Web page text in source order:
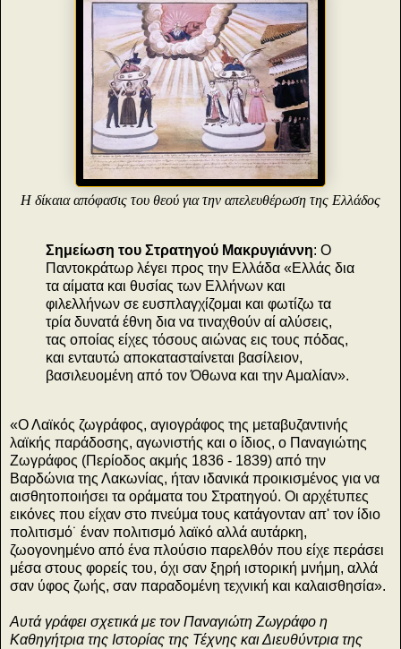
Η δίκαια απόφασις του θεού για την απελευθέρωση της Ελλάδος
Σημείωση του Στρατηγού Μακρυγιάννη: Ο
Παντοκράτωρ λέγει προς την Ελλάδα «Ελλάς δια
τα αίματα και θυσίας των Ελλήνων και
φιλελλήνων σε ευσπλαγχίζομαι και φωτίζω τα
τρία δυνατά έθνη δια να τιναχθούν αί αλύσεις,
τας οποίας είχες τόσους αιώνας εις τους πόδας,
και ενταυτώ αποκατασταίνεται βασίλειον,
βασιλευομένη από τον Όθωνα και την Αμαλίαν».
«Ο Λαϊκός ζωγράφος, αγιογράφος της μεταβυζαντινής
λαϊκής παράδοσης, αγωνιστής και ο ίδιος, ο Παναγιώτης
Ζωγράφος (Περίοδος ακμής 1836 - 1839) από την
Βαρδώνια της Λακωνίας, ήταν ιδανικά προικισμένος για να
αισθητοποιήσει τα οράματα του Στρατηγού. Οι αρχέτυπες
εικόνες που είχαν στο πνεύμα τους κατάγονταν απ' τον ίδιο
πολιτισμό˙ έναν πολιτισμό λαϊκό αλλά αυτάρκη,
ζωογονημένο από ένα πλούσιο παρελθόν που είχε περάσει
μέσα στους φορείς του, όχι σαν ξηρή ιστορική μνήμη, αλλά
σαν ύφος ζωής, σαν παραδομένη τεχνική και καλαισθησία».
Αυτά γράφει σχετικά με τον Παναγιώτη Ζωγράφο η
Καθηγήτρια της Ιστορίας της Τέχνης και Διευθύντρια της